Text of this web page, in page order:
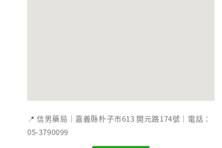
📍 信男藥局｜嘉義縣朴子市613 開元路174號｜電話：
05-3790099